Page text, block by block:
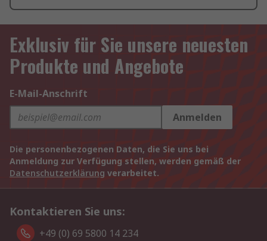
Exklusiv für Sie unsere neuesten
Produkte und Angebote
E-Mail-Anschrift
Anmelden
Die personenbezogenen Daten, die Sie uns bei
Anmeldung zur Verfügung stellen, werden gemäß der
Datenschutzerklärung verarbeitet.
Kontaktieren Sie uns:
+49 (0) 69 5800 14 234